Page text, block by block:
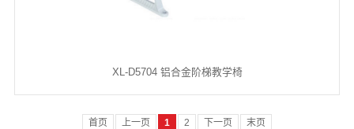
XL-D5704 铝合金阶梯教学椅
首页 上一页 1 2 下一页 末页